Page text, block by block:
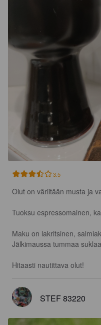
3.5
Olut on väriltään musta ja
Tuoksu espressomainen,
Maku on lakritsinen,
Jälkimaussa tummaa
Hitaasti nautittava olut!
STEF 83220